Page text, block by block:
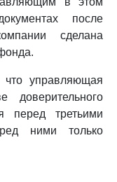
после
сделана
что управляющая
доверительного
перед третьими
ними только